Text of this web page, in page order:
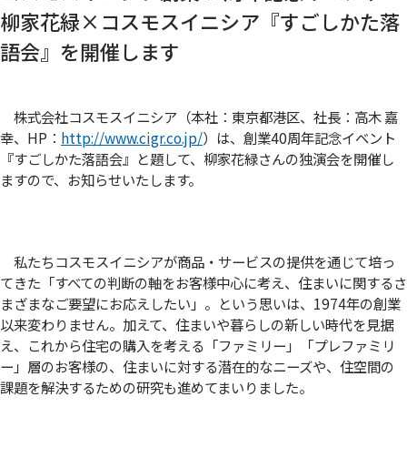
柳家花緑×コスモスイニシア『すごしかた落
語会』を開催します
株式会社コスモスイニシア（本社：東京都港区、社長：高木 嘉
幸、HP： http://www.cigr.co.jp/）は、創業40周年記念イベント
『すごしかた落語会』と題して、柳家花緑さんの独演会を開催し
ますので、お知らせいたします。
私たちコスモスイニシアが商品・サービスの提供を通じて培っ
てきた「すべての判断の軸をお客様中心に考え、住まいに関するさ
まざまなご要望にお応えしたい」。という思いは、1974年の創業
以来変わりません。加えて、住まいや暮らしの新しい時代を見据
え、これから住宅の購入を考える「ファミリー」「プレファミリ
ー」層のお客様の、住まいに対する潜在的なニーズや、住空間の
課題を解決するための研究も進めてまいりました。